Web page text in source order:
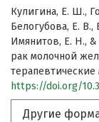
Кулигина, Е. Ш.,
Белогубова, Е. В.,
Имянитов, Е. Н., &
рак молочной
https://doi.org/
Другие